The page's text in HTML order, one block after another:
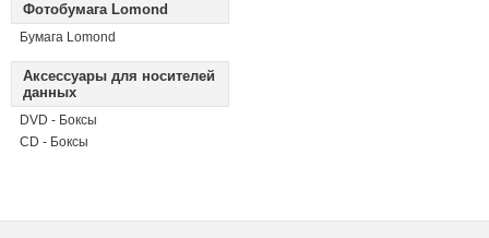
Фотобумага Lomond
Бумага Lomond
Аксессуары для носителей
данных
DVD - Боксы
CD - Боксы